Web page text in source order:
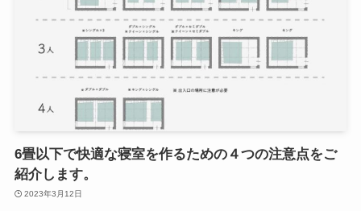
6畳以下で快適な寝室を作るための４つの注意点をご
紹介します。
2023年3月12日